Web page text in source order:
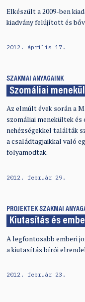
Elkészült a 2009-ben
kiadvány felújított és
2012. április 17.
SZAKMAI ANYAGAINK
Szomáliai
Az elmúlt évek során a
szomáliai menekültek
nehézségekkel találták
a családtagjaikkal való
folyamodtak.
2012. február 29.
PROJEKTEK SZAKMAI
Kiutasítás és
A legfontosabb emberi
a kiutasítás bírói
2012. február 23.